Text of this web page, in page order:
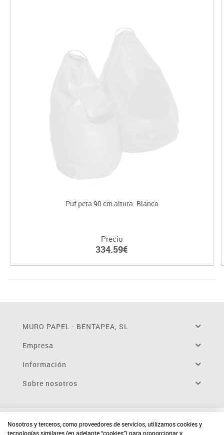
Puf pera 90 cm altura. Blanco
Precio
334.59€
MURO PAPEL - BENTAPEA, SL
Empresa
Información
Sobre nosotros
Nosotros y terceros, como proveedores de servicios, utilizamos cookies y
tecnologías similares (en adelante “cookies”) para proporcionar y